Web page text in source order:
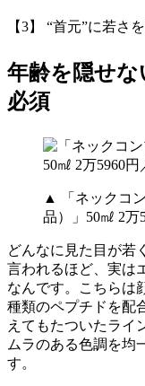
【3】 “首元”に若さ
年齢を隠せ
必須
▲ 「ネックコ
品）」50㎖ 2万
どんなに見た目が若
言われるほど、実は
なんです。こちらは
種類のペプチドを配
えてもたついたライ
ムラのある色調を均
す。